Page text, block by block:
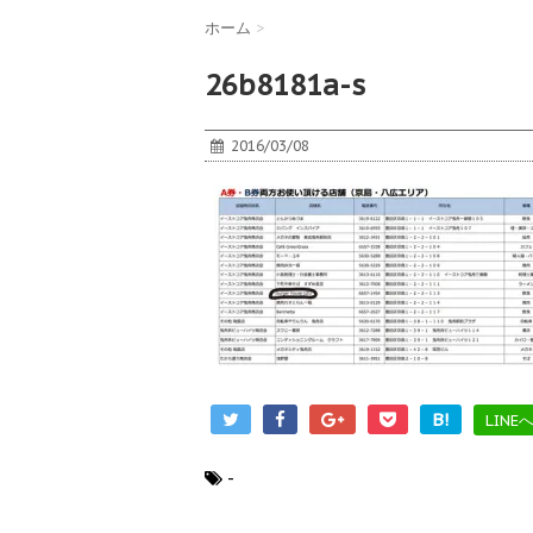
ホーム >
26b8181a-s
2016/03/08
B! LINE
-